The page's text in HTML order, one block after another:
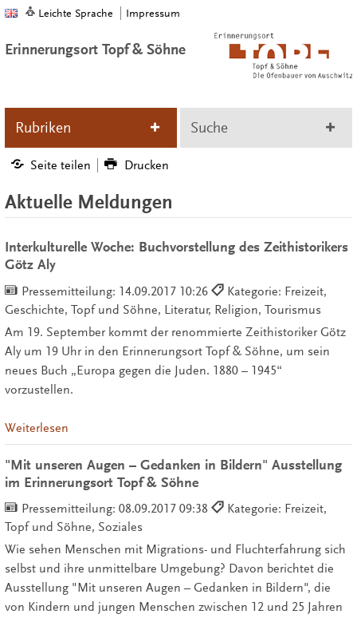
Leichte Sprache Impressum
Erinnerungsort Topf & Söhne
Rubriken Suche
Seite teilen Drucken
Aktuelle Meldungen
Interkulturelle Woche: Buchvorstellung des Zeithistorikers
Götz Aly
Pressemitteilung: 14.09.2017 10:26
Kategorie: Freizeit,
Geschichte, Topf und Söhne, Literatur, Religion, Tourismus
Am 19. September kommt der renommierte Zeithistoriker Götz
Aly um 19 Uhr in den Erinnerungsort Topf & Söhne, um sein
neues Buch „Europa gegen die Juden. 1880 – 1945“
vorzustellen.
Weiterlesen
"Mit unseren Augen – Gedanken in Bildern" Ausstellung
im Erinnerungsort Topf & Söhne
Pressemitteilung: 08.09.2017 09:38
Kategorie: Freizeit,
Topf und Söhne, Soziales
Wie sehen Menschen mit Migrations- und Fluchterfahrung sich
selbst und ihre unmittelbare Umgebung? Davon berichtet die
Ausstellung "Mit unseren Augen – Gedanken in Bildern", die
von Kindern und jungen Menschen zwischen 12 und 25 Jahren